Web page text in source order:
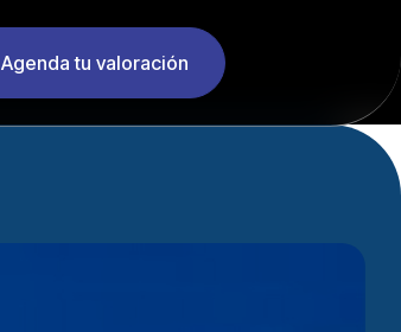
Agenda tu valoración